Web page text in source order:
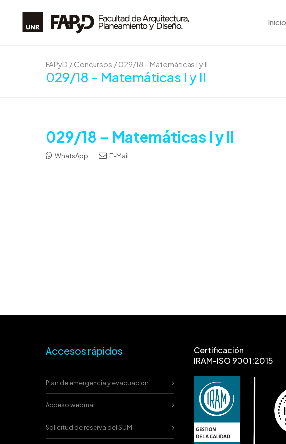
Inicio
FAPyD / Concursos / 029/18 – Matemáticas I y II
029/18 – Matemáticas I y II
029/18 – Matemáticas I y II
WhatsApp E-Mail
Accesos rápidos
Plan de emergencia y evacuación
Acceso webmail
Solicitud de reserva del SUM
Certificación
IRAM-ISO 9001:2015